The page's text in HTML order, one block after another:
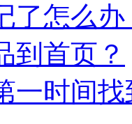
了怎么办
到首页？
一时间